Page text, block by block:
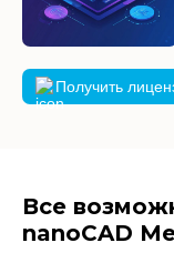
Получить
Все
nanoCAD